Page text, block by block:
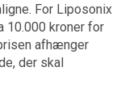
For Liposonix
10.000 kroner for
afhænger
der skal